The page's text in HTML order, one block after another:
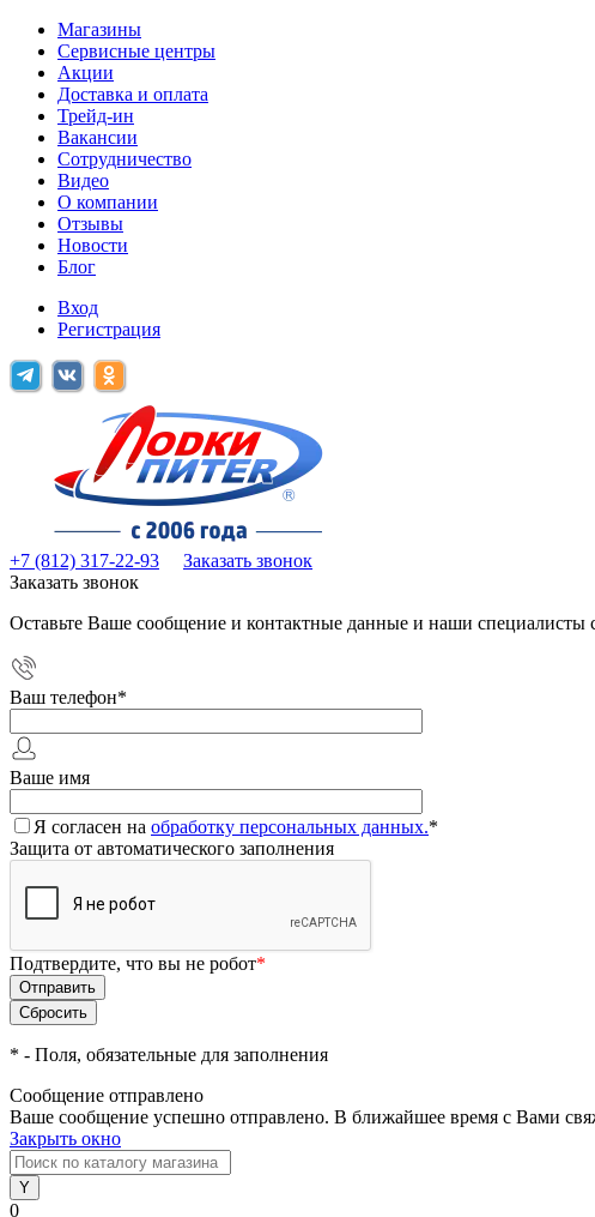
Магазины
Сервисные центры
Акции
Доставка и оплата
Трейд-ин
Вакансии
Сотрудничество
Видео
О компании
Отзывы
Новости
Блог
Вход
Регистрация
+7 (812) 317-22-93
Заказать звонок
Заказать звонок
Оставьте Ваше сообщение и контактные данные и наши
Ваш телефон*
Ваше имя
Я согласен на обработку персональных данных.*
Защита от автоматического заполнения
Подтвердите, что вы не робот*
* - Поля, обязательные для заполнения
Сообщение отправлено
Ваше сообщение успешно отправлено. В ближайшее время с Вами
Закрыть окно
0